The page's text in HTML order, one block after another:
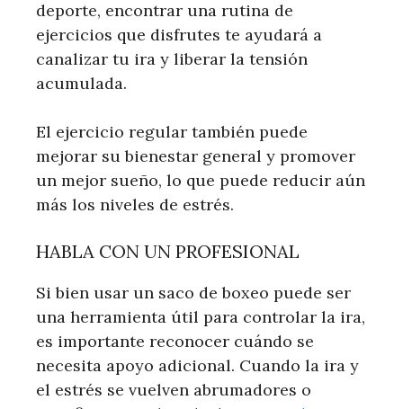
deporte, encontrar una rutina de
ejercicios que disfrutes te ayudará a
canalizar tu ira y liberar la tensión
acumulada.
El ejercicio regular también puede
mejorar su bienestar general y promover
un mejor sueño, lo que puede reducir aún
más los niveles de estrés.
HABLA CON UN PROFESIONAL
Si bien usar un saco de boxeo puede ser
una herramienta útil para controlar la ira,
es importante reconocer cuándo se
necesita apoyo adicional. Cuando la ira y
el estrés se vuelven abrumadores o